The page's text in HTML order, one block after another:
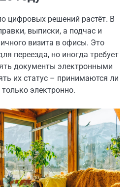
цифровых решений растёт. В
выписки, а подчас и
визита в офисы. Это
переезда, но иногда требует
документы электронными
их статус – принимаются ли
электронно.